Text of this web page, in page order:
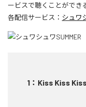
ービスで聴くことができ
各配信サービス： シュワ
1 ： Kiss Kiss Kiss